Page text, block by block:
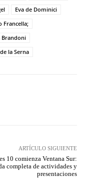
Eva de Dominici
Francella;
Brandoni
la Serna
ARTÍCULO SIGUIENTE
10 comienza Ventana Sur:
completa de actividades y
presentaciones